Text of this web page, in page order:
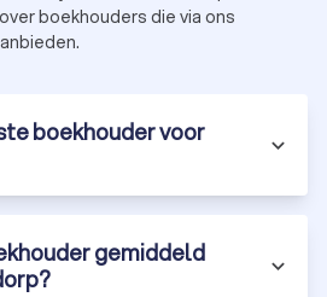
boekhouders die via ons
boekhouder voor
gemiddeld